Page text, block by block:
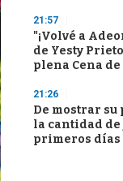
21:57
"¡Volvé a
de Yesty
plena Cena de
21:26
De mostrar
la cantidad
primeros días